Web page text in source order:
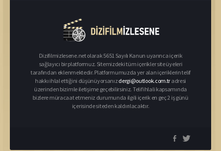
Dizifilmizlesene.net olarak 5651 Sayılı Kanun uyarınca içerik
sağlayıcı bir platformuz. Sitemizdeki tüm içerikler site üyeleri
tarafından eklenmektedir. Platformumuzda yer alan içeriklerin telif
hakkı ihlal ettiğini düşünüyorsanızdergi@outlook.com.tr adresi
üzerinden bizimle iletişime geçebilirsiniz. Telif ihlali kapsamında
bizlere müracaat etmeniz durumunda ilgili içerik en geç 2 iş günü
içerisinde siteden kaldırılacaktır.